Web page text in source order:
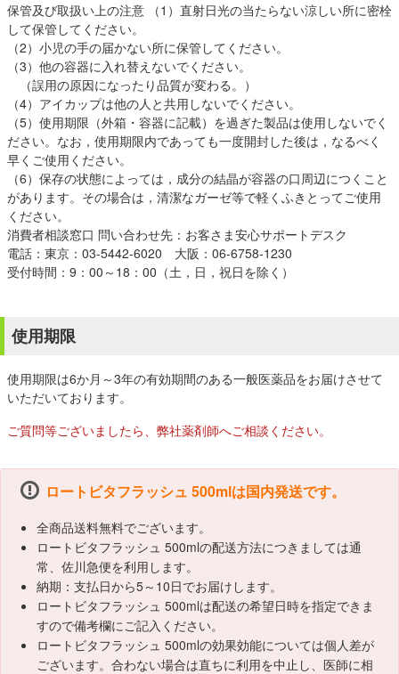
保管及び取扱い上の注意 （1）直射日光の当たらない涼しい所に密栓
して保管してください。
（2）小児の手の届かない所に保管してください。
（3）他の容器に入れ替えないでください。
（誤用の原因になったり品質が変わる。）
（4）アイカップは他の人と共用しないでください。
（5）使用期限（外箱・容器に記載）を過ぎた製品は使用しないでく
ださい。なお，使用期限内であっても一度開封した後は，なるべく
早くご使用ください。
（6）保存の状態によっては，成分の結晶が容器の口周辺につくこと
があります。その場合は，清潔なガーゼ等で軽くふきとってご使用
ください。
消費者相談窓口 問い合わせ先：お客さま安心サポートデスク
電話：東京：03-5442-6020 大阪：06-6758-1230
受付時間：9：00～18：00（土，日，祝日を除く）
使用期限
使用期限は6か月～3年の有効期間のある一般医薬品をお届けさせて
いただいております。
ご質問等ございましたら、弊社薬剤師へご相談ください。
ロートビタフラッシュ 500mlは国内発送です。
全商品送料無料でございます。
ロートビタフラッシュ 500mlの配送方法につきましては通
常、佐川急便を利用します。
納期：支払日から5～10日でお届けします。
ロートビタフラッシュ 500mlは配送の希望日時を指定できま
すので備考欄にご記入ください。
ロートビタフラッシュ 500mlの効果効能については個人差が
ございます。合わない場合は直ちに利用を中止し、医師に相